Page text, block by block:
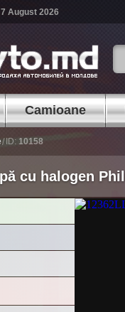
August 2026
Camioane
/ ID: 10158
cu halogen